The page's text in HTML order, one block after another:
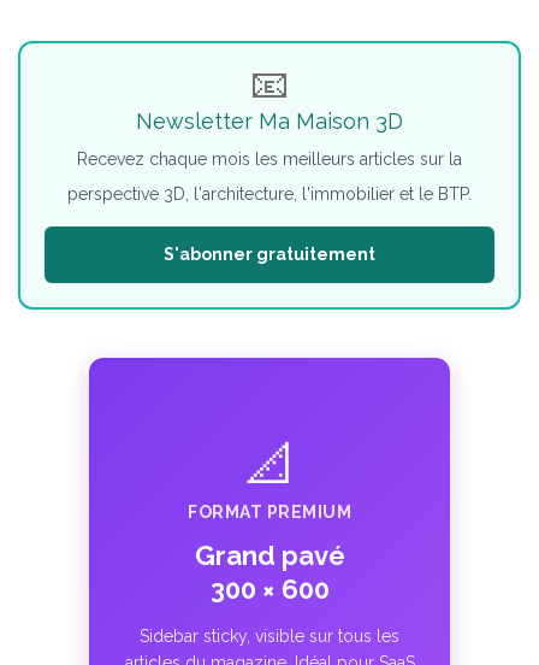
📧
Newsletter Ma Maison 3D
Recevez chaque mois les meilleurs articles sur la
perspective 3D, l'architecture, l'immobilier et le BTP.
S'abonner gratuitement
📐
FORMAT PREMIUM
Grand pavé
300 × 600
Sidebar sticky, visible sur tous les